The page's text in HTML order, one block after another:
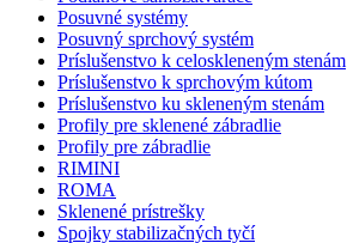
Posuvné systémy
Posuvný sprchový systém
Príslušenstvo k celoskleneným stenám
Príslušenstvo k sprchovým kútom
Príslušenstvo ku skleneným stenám
Profily pre sklenené zábradlie
Profily pre zábradlie
RIMINI
ROMA
Sklenené prístrešky
Spojky stabilizačných tyčí